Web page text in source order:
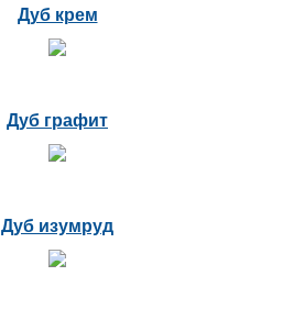
Дуб крем
Дуб графит
Дуб изумруд